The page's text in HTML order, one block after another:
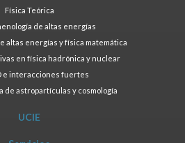
Física Teórica
de altas energías
altas energías y física matemática
en física hadrónica y nuclear
e interacciones fuertes
de astropartículas y cosmología
UCIE